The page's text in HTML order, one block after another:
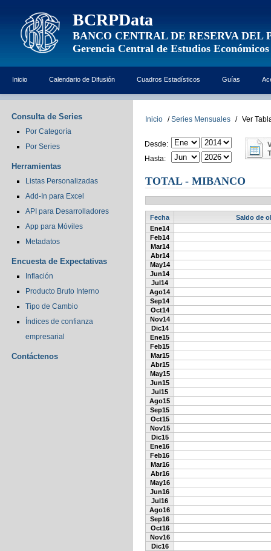
BCRPData
BANCO CENTRAL DE RESERVA DEL
Gerencia Central de Estudios Económicos
Inicio Calendario de Difusión Cuadros Estadísticos Guías
Consulta de Series
Por Categoría
Por Series
Herramientas
Listas Personalizadas
Add-In para Excel
API para Desarrolladores
App para Móviles
Metadatos
Encuesta de Expectativas
Inflación
Producto Bruto Interno
Tipo de Cambio
Índices de confianza
empresarial
Contáctenos
Inicio / Series Mensuales / Ver
Desde:
Hasta:
TOTAL - MIBANCO
Fecha
Saldo de
Ene14
Feb14
Mar14
Abr14
May14
Jun14
Jul14
Ago14
Sep14
Oct14
Nov14
Dic14
Ene15
Feb15
Mar15
Abr15
May15
Jun15
Jul15
Ago15
Sep15
Oct15
Nov15
Dic15
Ene16
Feb16
Mar16
Abr16
May16
Jun16
Jul16
Ago16
Sep16
Oct16
Nov16
Dic16